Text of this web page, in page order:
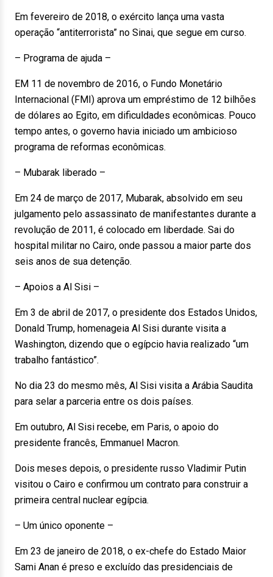
Em fevereiro de 2018, o exército lança uma vasta
operação “antiterrorista” no Sinai, que segue em curso.
– Programa de ajuda –
EM 11 de novembro de 2016, o Fundo Monetário
Internacional (FMI) aprova um empréstimo de 12 bilhões
de dólares ao Egito, em dificuldades econômicas. Pouco
tempo antes, o governo havia iniciado um ambicioso
programa de reformas econômicas.
– Mubarak liberado –
Em 24 de março de 2017, Mubarak, absolvido em seu
julgamento pelo assassinato de manifestantes durante a
revolução de 2011, é colocado em liberdade. Sai do
hospital militar no Cairo, onde passou a maior parte dos
seis anos de sua detenção.
– Apoios a Al Sisi –
Em 3 de abril de 2017, o presidente dos Estados Unidos,
Donald Trump, homenageia Al Sisi durante visita a
Washington, dizendo que o egípcio havia realizado “um
trabalho fantástico”.
No dia 23 do mesmo mês, Al Sisi visita a Arábia Saudita
para selar a parceria entre os dois países.
Em outubro, Al Sisi recebe, em Paris, o apoio do
presidente francês, Emmanuel Macron.
Dois meses depois, o presidente russo Vladimir Putin
visitou o Cairo e confirmou um contrato para construir a
primeira central nuclear egípcia.
– Um único oponente –
Em 23 de janeiro de 2018, o ex-chefe do Estado Maior
Sami Anan é preso e excluído das presidenciais de